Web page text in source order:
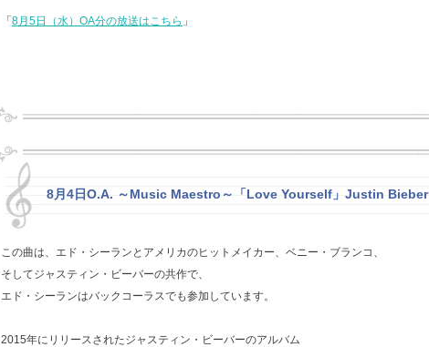
「 8月5日（水）OA分の放送はこちら 」
8月4日O.A. ～Music Maestro～「Love Yourself」Justin Bieber
この曲は、エド・シーランとアメリカのヒットメイカー、ベニー・ブランコ、
そしてジャスティン・ビーバーの共作で、
エド・シーランはバックコーラスでも参加しています。
2015年にリリースされたジャスティン・ビーバーのアルバム